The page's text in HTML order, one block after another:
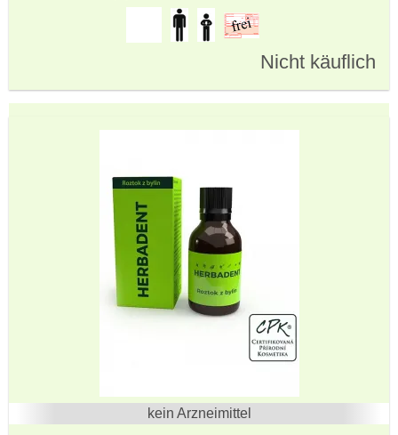
Nicht käuflich
kein Arzneimittel